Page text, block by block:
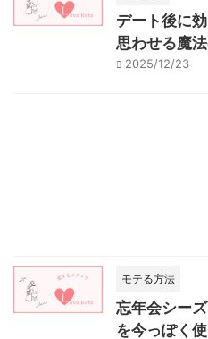
デート後に
思わせる魔
2025/12/23
モテる方法
忘年会シー
を今っぽく